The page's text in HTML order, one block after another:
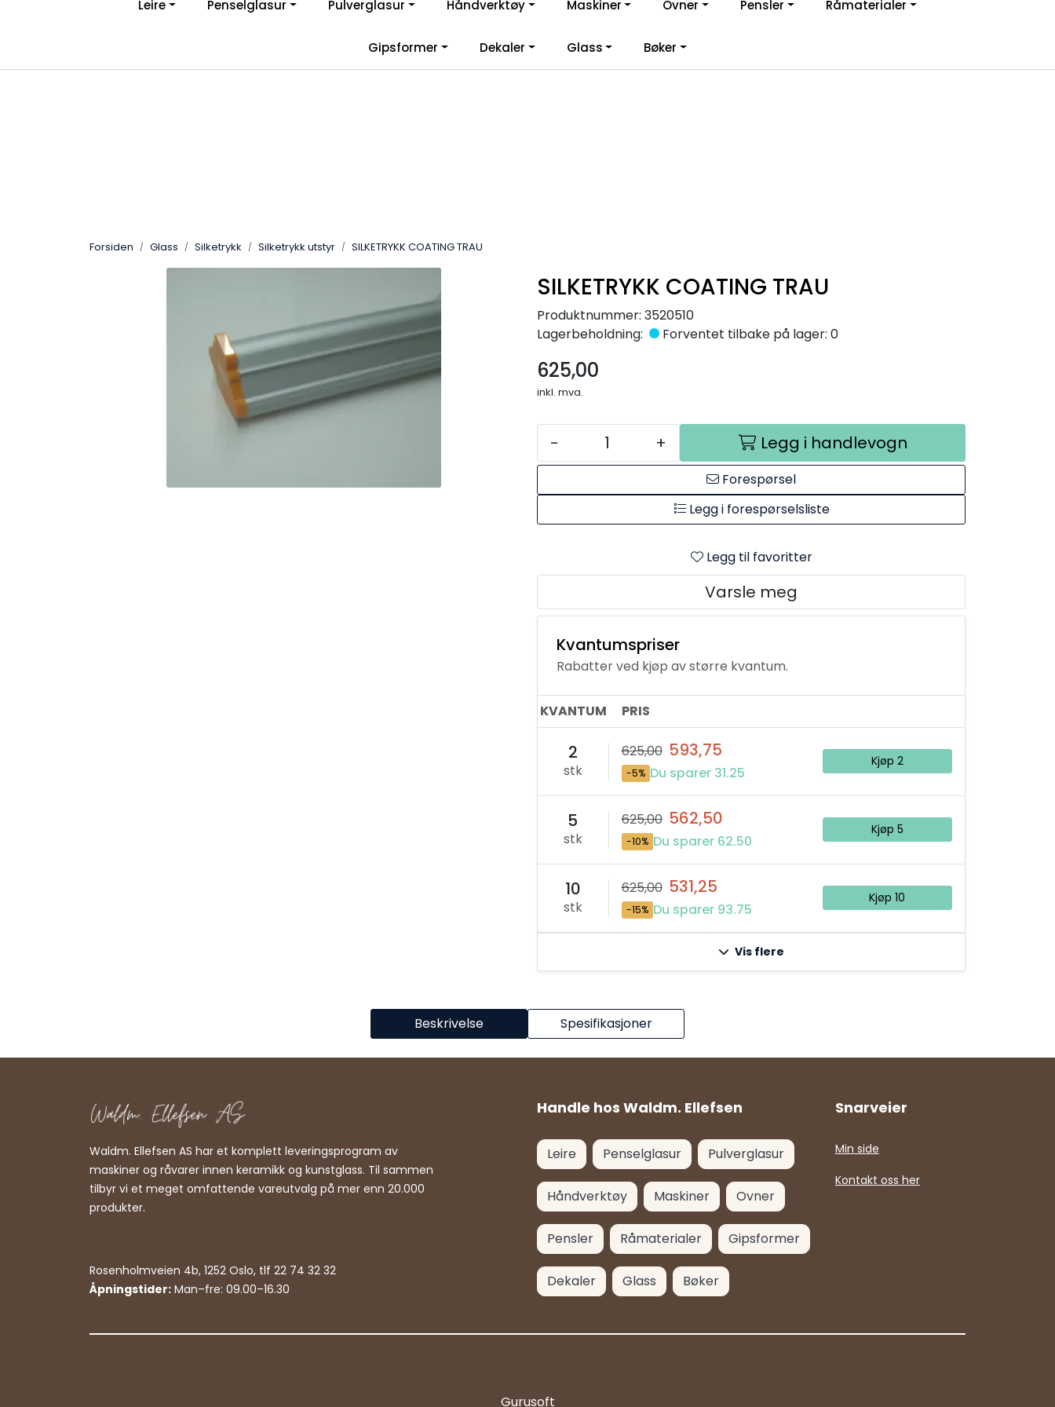
Velkommen til vår nye nettbutikk! Besøk Min side for mer informasjon
Leire Penselglasur Pulverglasur Håndverktøy Maskiner Ovner Pensler Råmaterialer
Gipsformer Dekaler Glass Bøker
Forsiden Glass Silketrykk Silketrykk utstyr SILKETRYKK COATING TRAU
SILKETRYKK COATING TRAU
Produktnummer: 3520510
Lagerbeholdning:
Forventet tilbake på lager: 0
625,00
inkl. mva.
- + Legg i handlevogn
Forespørsel
Legg i forespørselsliste
Legg til favoritter
Varsle meg
Kvantumspriser
Rabatter ved kjøp av større kvantum.
KVANTUM PRIS
2
stk
625,00 593,75
-5% Du sparer 31.25
Kjøp 2
5
stk
625,00 562,50
-10% Du sparer 62.50
Kjøp 5
10
stk
625,00 531,25
-15% Du sparer 93.75
Kjøp 10
Vis flere
Beskrivelse Spesifikasjoner
Handle hos Waldm. Ellefsen
Waldm. Ellefsen AS har et komplett leveringsprogram av
maskiner og råvarer innen keramikk og kunstglass. Til sammen
tilbyr vi et meget omfattende vareutvalg på mer enn 20.000
produkter.
Rosenholmveien 4b, 1252 Oslo, tlf 22 74 32 32
Åpningstider: Man–fre: 09.00–16.30
Leire Penselglasur Pulverglasur
Håndverktøy Maskiner Ovner
Pensler Råmaterialer Gipsformer
Dekaler Glass Bøker
Snarveier
Min side
Kontakt oss her
Gurusoft